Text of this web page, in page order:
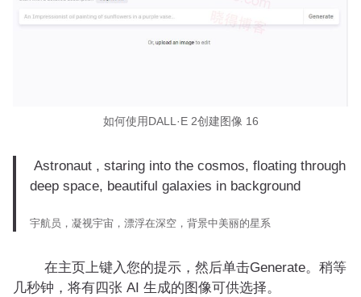
如何使用DALL·E 2创建图像 16
Astronaut , staring into the cosmos, floating through
deep space, beautiful galaxies in background
宇航员，凝视宇宙，漂浮在深空，背景中美丽的星系
在主页上键入您的提示，然后单击Generate。稍等
几秒钟，将有四张 AI 生成的图像可供选择。